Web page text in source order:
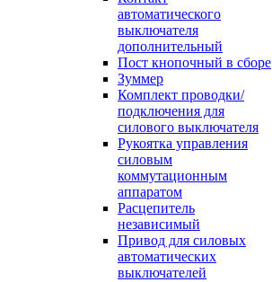
автоматического
выключателя
дополнительный
Пост кнопочный в сборе
Зуммер
Комплект проводки/
подключения для
силового выключателя
Рукоятка управления
силовым
коммутационным
аппаратом
Расцепитель
независимый
Привод для силовых
автоматических
выключателей